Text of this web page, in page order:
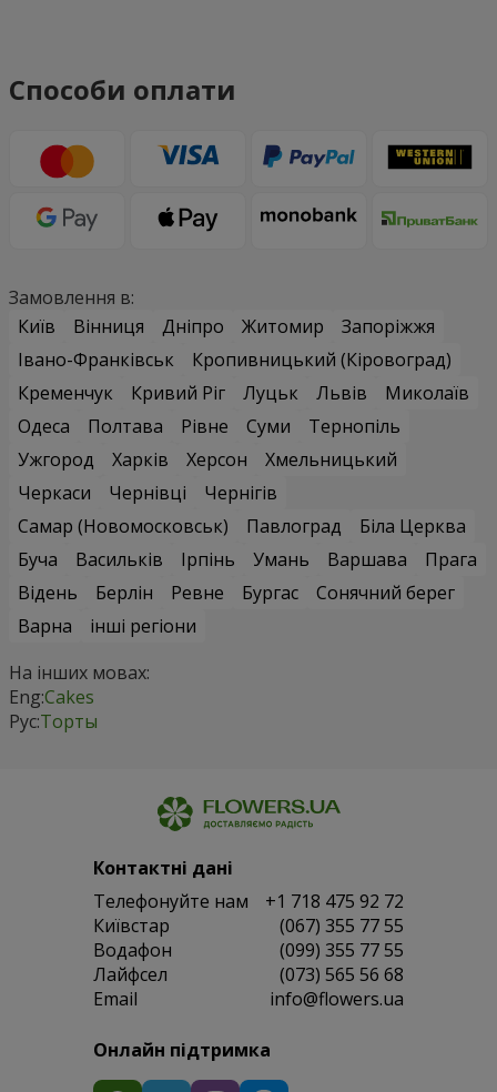
Способи оплати
Замовлення в:
Київ
Вінниця Дніпро Житомир
Запоріжжя
Івано-Франківськ
Кропивницький (Кіровоград)
Кременчук
Кривий Ріг Луцьк Львів
Миколаїв
Одеса
Полтава Рівне Суми
Тернопіль
Ужгород
Харків Херсон
Хмельницький
Черкаси
Чернівці
Чернігів
Самар (Новомосковськ)
Павлоград
Біла Церква
Буча
Васильків Ірпінь Умань Варшава
Прага
Відень
Берлін Ревне Бургас
Сонячний берег
Варна
інші регіони
На інших мовах:
Eng:Cakes
Рус:Торты
Контактні дані
Телефонуйте нам
+1 718 475 92 72
Київстар
(067) 355 77 55
Водафон
(099) 355 77 55
Лайфсел
(073) 565 56 68
Email
info@flowers.ua
Онлайн підтримка